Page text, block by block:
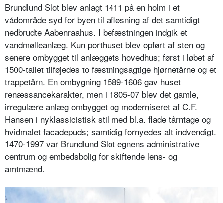
Brundlund Slot blev anlagt 1411 på en holm i et
vådområde syd for byen til afløsning af det samtidigt
nedbrudte Aabenraahus. I befæstningen indgik et
vandmølleanlæg. Kun porthuset blev opført af sten og
senere ombygget til anlæggets hovedhus; først i løbet af
1500-tallet tilføjedes to fæstningsagtige hjørnetårne og et
trappetårn. En ombygning 1589-1606 gav huset
renæssancekarakter, men i 1805-07 blev det gamle,
irregulære anlæg ombygget og moderniseret af C.F.
Hansen i nyklassicistisk stil med bl.a. flade tårntage og
hvidmalet facadepuds; samtidig fornyedes alt indvendigt.
1470-1997 var Brundlund Slot egnens administrative
centrum og embedsbolig for skiftende lens- og
amtmænd.